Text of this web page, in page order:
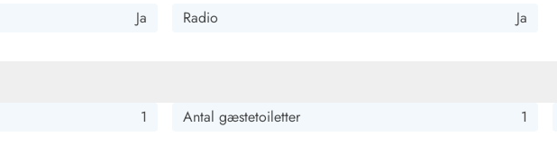
Ja Radio Ja
1 Antal gæstetoiletter 1